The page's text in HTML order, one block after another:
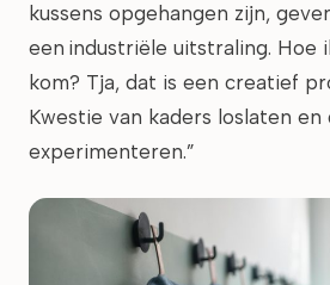
kussens opgehangen zijn,
een industriële uitstraling. Hoe
kom? Tja, dat is een creatief
Kwestie van kaders loslaten en
experimenteren.”